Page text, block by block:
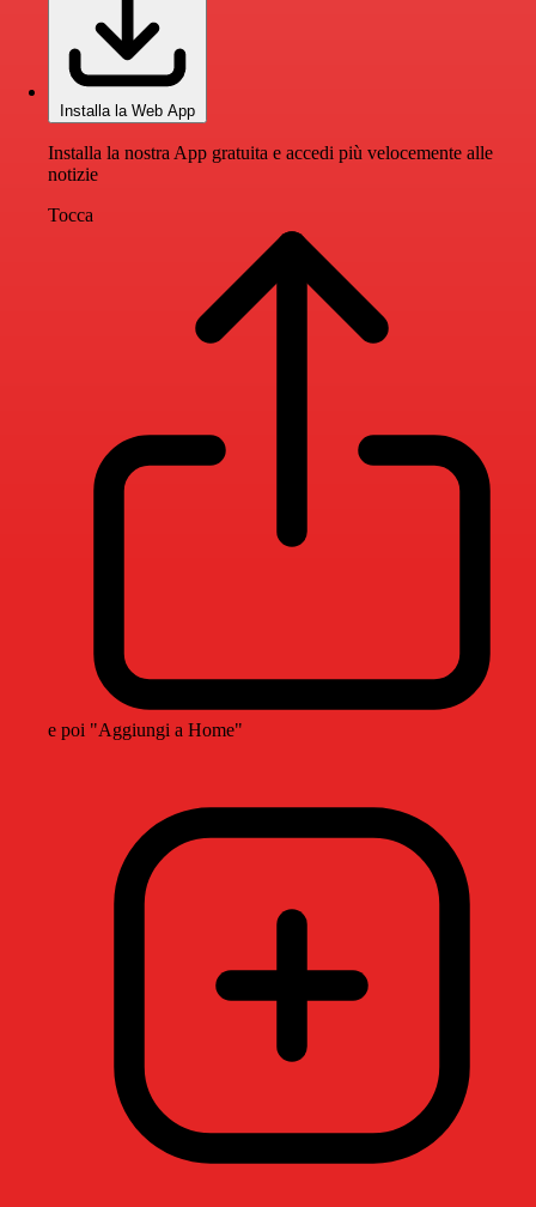
Installa la Web App
Installa la nostra App gratuita e accedi più velocemente alle
notizie
Tocca
e poi "Aggiungi a Home"